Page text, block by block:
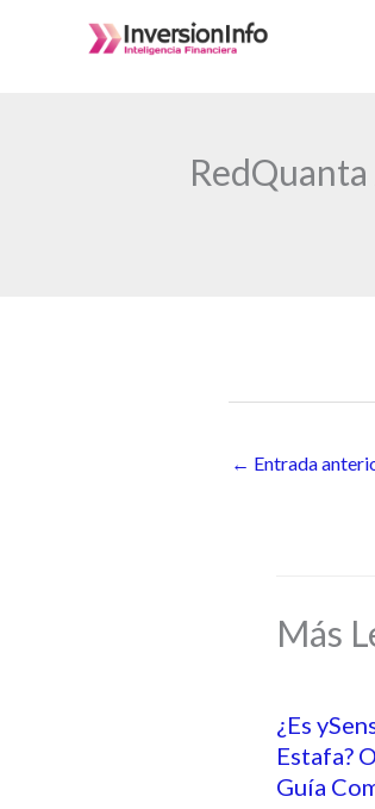
← Entrada
Más
¿Es
Estafa?
Guía